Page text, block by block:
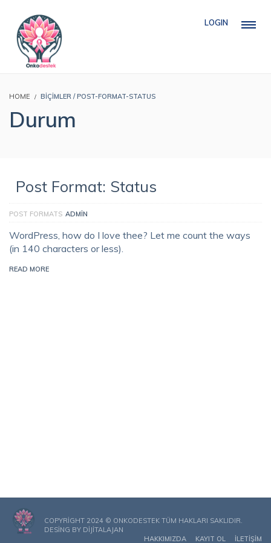
LOGIN
HOME BIÇIMLER / POST-FORMAT-STATUS
Durum
Post Format: Status
POST FORMATS ADMIN
WordPress, how do I love thee? Let me count the ways
(in 140 characters or less).
READ MORE
COPYRIGHT 2024 © ONKODESTEK TÜM HAKLARI SAKLIDIR.
DESING BY DIJITALAJAN
HAKKIMIZDA
KAYIT OL İLETIŞIM